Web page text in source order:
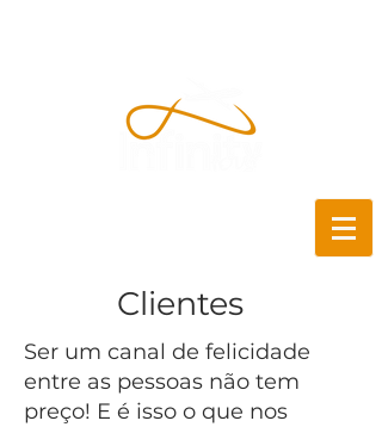
Clientes
Ser um canal de felicidade
entre as pessoas não tem
preço! E é isso o que nos